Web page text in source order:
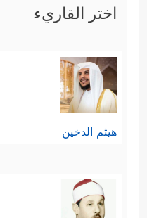
اختر القاريء
هيثم الدخين